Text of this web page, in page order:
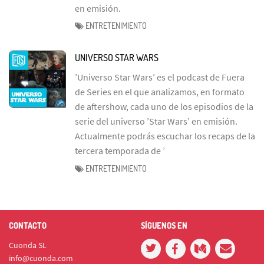
en emisión.
ENTRETENIMIENTO
UNIVERSO STAR WARS
’Universo Star Wars’ es el podcast de Fuera
de Series en el que analizamos, en formato
de aftershow, cada uno de los episodios de la
serie del universo ’Star Wars’ en emisión.
Actualmente podrás escuchar los recaps de la
tercera temporada de ’
ENTRETENIMIENTO
CONTACTO
Cuonda SL
info@cuonda.com
SÍGUENOS EN